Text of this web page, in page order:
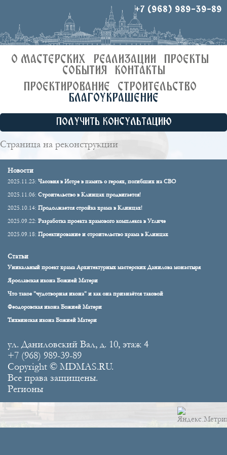
+7 (968) 989-39-89
О МАСТЕРСКИХ РЕАЛИЗАЦИИ
ПРОЕКТЫ
СОБЫТИЯ
КОНТАКТЫ
ПРОЕКТИРОВАНИЕ
СТРОИТЕЛЬСТВО
БЛАГОУКРАШЕНИЕ
ПОЛУЧИТЬ КОНСУЛЬТАЦИЮ
Страница на реконструкции
Новости
2025.11.23: Часовня в Истре в память о героях, погибших на СВО
2025.11.06: Строительство в Клинцах продвигается!
2025.10.14: Продолжается стройка храма в Клинцах!
2025.09.22: Разработка проекта храмового комплекса в Угличе
2025.09.18: Проектирование и строительство храма в Клинцах
Статьи
Уникальный проект храма Архитектурных мастерских Данилова монастыря
Ярославская икона Божией Матери
Что такое "чудотворная икона" и как она признаётся таковой
Феодоровская икона Божией Матери
Тихвинская икона Божией Матери
ул. Даниловский Вал, д. 10, этаж 4
+7 (968) 989-39-89
Copyright © MDMAS.RU.
Все права защищены.
Регионы